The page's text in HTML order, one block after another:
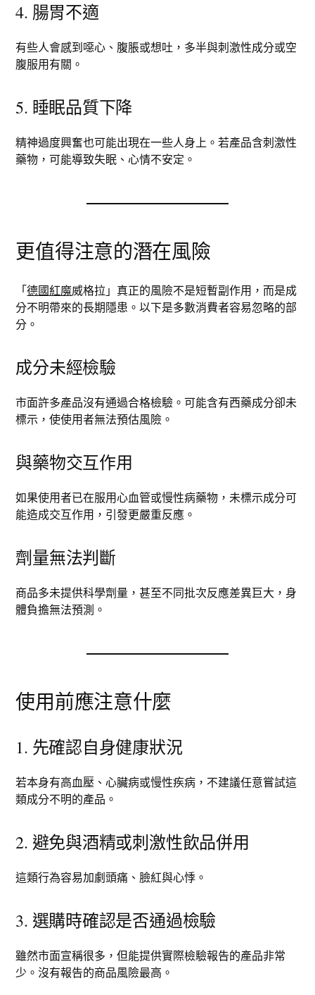
4. 腸胃不適
有些人會感到噁心、腹脹或想吐，多半與刺激性成分或空
腹服用有關。
5. 睡眠品質下降
精神過度興奮也可能出現在一些人身上。若產品含刺激性
藥物，可能導致失眠、心情不安定。
更值得注意的潛在風險
「德國紅魔威格拉」真正的風險不是短暫副作用，而是成
分不明帶來的長期隱患。以下是多數消費者容易忽略的部
分。
成分未經檢驗
市面許多產品沒有通過合格檢驗。可能含有西藥成分卻未
標示，使使用者無法預估風險。
與藥物交互作用
如果使用者已在服用心血管或慢性病藥物，未標示成分可
能造成交互作用，引發更嚴重反應。
劑量無法判斷
商品多未提供科學劑量，甚至不同批次反應差異巨大，身
體負擔無法預測。
使用前應注意什麼
1. 先確認自身健康狀況
若本身有高血壓、心臟病或慢性疾病，不建議任意嘗試這
類成分不明的產品。
2. 避免與酒精或刺激性飲品併用
這類行為容易加劇頭痛、臉紅與心悸。
3. 選購時確認是否通過檢驗
雖然市面宣稱很多，但能提供實際檢驗報告的產品非常
少。沒有報告的商品風險最高。